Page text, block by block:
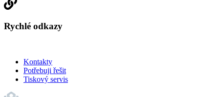
Rychlé odkazy
Kontakty
Potřebuji řešit
Tiskový servis